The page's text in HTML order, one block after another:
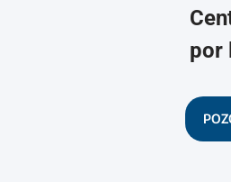
por